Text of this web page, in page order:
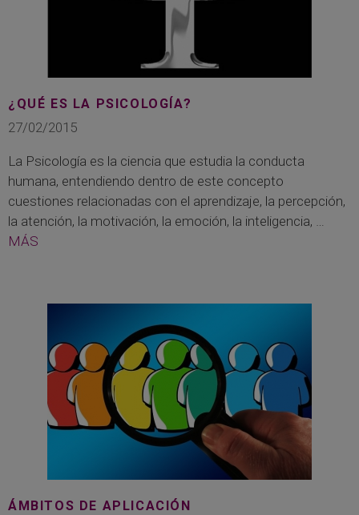
¿QUÉ ES LA PSICOLOGÍA?
27/02/2015
La Psicología es la ciencia que estudia la conducta
humana, entendiendo dentro de este concepto
cuestiones relacionadas con el aprendizaje, la percepción,
la atención, la motivación, la emoción, la inteligencia, …
MÁS
ÁMBITOS DE APLICACIÓN